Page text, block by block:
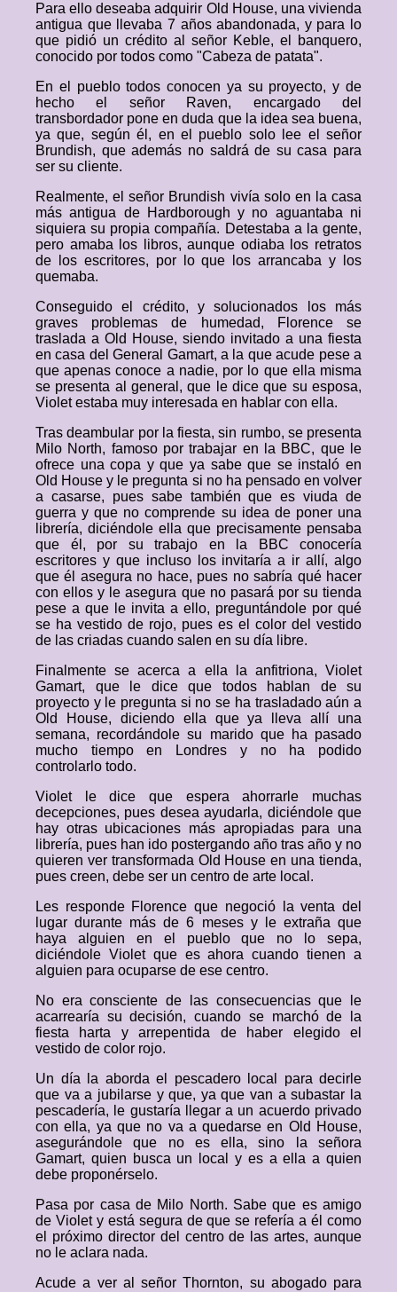
Para ello deseaba adquirir Old House, una vivienda
antigua que llevaba 7 años abandonada, y para lo
que pidió un crédito al señor Keble, el banquero,
conocido por todos como "Cabeza de patata".
En el pueblo todos conocen ya su proyecto, y de
hecho el señor Raven, encargado del
transbordador pone en duda que la idea sea buena,
ya que, según él, en el pueblo solo lee el señor
Brundish, que además no saldrá de su casa para
ser su cliente.
Realmente, el señor Brundish vivía solo en la casa
más antigua de Hardborough y no aguantaba ni
siquiera su propia compañía. Detestaba a la gente,
pero amaba los libros, aunque odiaba los retratos
de los escritores, por lo que los arrancaba y los
quemaba.
Conseguido el crédito, y solucionados los más
graves problemas de humedad, Florence se
traslada a Old House, siendo invitado a una fiesta
en casa del General Gamart, a la que acude pese a
que apenas conoce a nadie, por lo que ella misma
se presenta al general, que le dice que su esposa,
Violet estaba muy interesada en hablar con ella.
Tras deambular por la fiesta, sin rumbo, se presenta
Milo North, famoso por trabajar en la BBC, que le
ofrece una copa y que ya sabe que se instaló en
Old House y le pregunta si no ha pensado en volver
a casarse, pues sabe también que es viuda de
guerra y que no comprende su idea de poner una
librería, diciéndole ella que precisamente pensaba
que él, por su trabajo en la BBC conocería
escritores y que incluso los invitaría a ir allí, algo
que él asegura no hace, pues no sabría qué hacer
con ellos y le asegura que no pasará por su tienda
pese a que le invita a ello, preguntándole por qué
se ha vestido de rojo, pues es el color del vestido
de las criadas cuando salen en su día libre.
Finalmente se acerca a ella la anfitriona, Violet
Gamart, que le dice que todos hablan de su
proyecto y le pregunta si no se ha trasladado aún a
Old House, diciendo ella que ya lleva allí una
semana, recordándole su marido que ha pasado
mucho tiempo en Londres y no ha podido
controlarlo todo.
Violet le dice que espera ahorrarle muchas
decepciones, pues desea ayudarla, diciéndole que
hay otras ubicaciones más apropiadas para una
librería, pues han ido postergando año tras año y no
quieren ver transformada Old House en una tienda,
pues creen, debe ser un centro de arte local.
Les responde Florence que negoció la venta del
lugar durante más de 6 meses y le extraña que
haya alguien en el pueblo que no lo sepa,
diciéndole Violet que es ahora cuando tienen a
alguien para ocuparse de ese centro.
No era consciente de las consecuencias que le
acarrearía su decisión, cuando se marchó de la
fiesta harta y arrepentida de haber elegido el
vestido de color rojo.
Un día la aborda el pescadero local para decirle
que va a jubilarse y que, ya que van a subastar la
pescadería, le gustaría llegar a un acuerdo privado
con ella, ya que no va a quedarse en Old House,
asegurándole que no es ella, sino la señora
Gamart, quien busca un local y es a ella a quien
debe proponérselo.
Pasa por casa de Milo North. Sabe que es amigo
de Violet y está segura de que se refería a él como
el próximo director del centro de las artes, aunque
no le aclara nada.
Acude a ver al señor Thornton, su abogado para